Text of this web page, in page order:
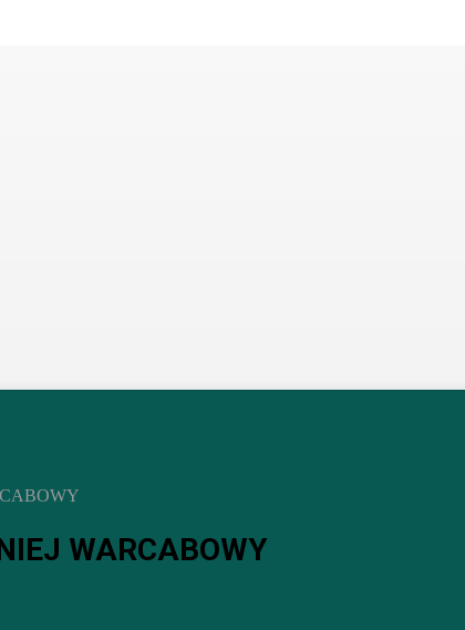
WARCABOWY